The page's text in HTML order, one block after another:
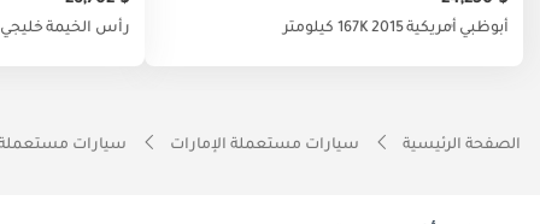
أبوظبي أمريكية2015167K كيلومتر رأس الخيمة خليجي
الصفحة الرئيسية سيارات مستعملة الإمارات سيارات